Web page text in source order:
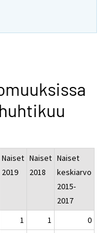
Naiset
2019
Naiset
2018
Naiset
keskiarvo
2015-
2017
1 1
0